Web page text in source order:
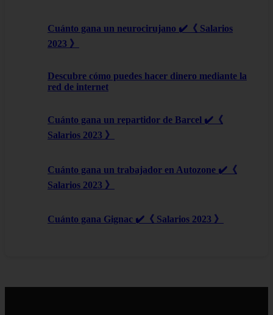
Cuánto gana un neurocirujano ✔️《 Salarios
2023 》
Descubre cómo puedes hacer dinero mediante la
red de internet
Cuánto gana un repartidor de Barcel ✔️《
Salarios 2023 》
Cuánto gana un trabajador en Autozone ✔️《
Salarios 2023 》
Cuánto gana Gignac ✔️《 Salarios 2023 》